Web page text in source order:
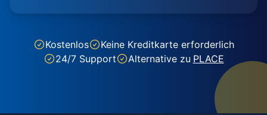
Kostenlos
Keine Kreditkarte erforderlich
24/7 Support
Alternative zu PLACE